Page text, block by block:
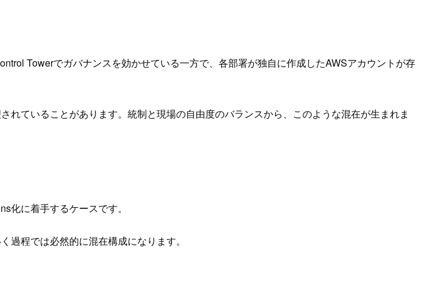
Towerでガバナンスを効かせている一方で、各部署が独自に作成したAWSアカウントが存
ていることがあります。統制と現場の自由度のバランスから、このような混在が生まれま
化に着手するケースです。
程では必然的に混在構成になります。